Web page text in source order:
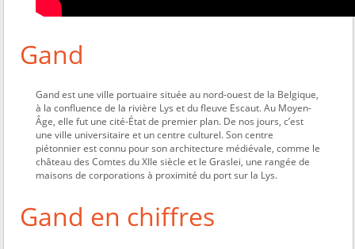
Gand
Gand est une ville portuaire située au nord-ouest de la Belgique,
à la confluence de la rivière Lys et du fleuve Escaut. Au Moyen-
Âge, elle fut une cité-État de premier plan. De nos jours, c’est
une ville universitaire et un centre culturel. Son centre
piétonnier est connu pour son architecture médiévale, comme le
château des Comtes du XIIe siècle et le Graslei, une rangée de
maisons de corporations à proximité du port sur la Lys.
Gand en chiffres